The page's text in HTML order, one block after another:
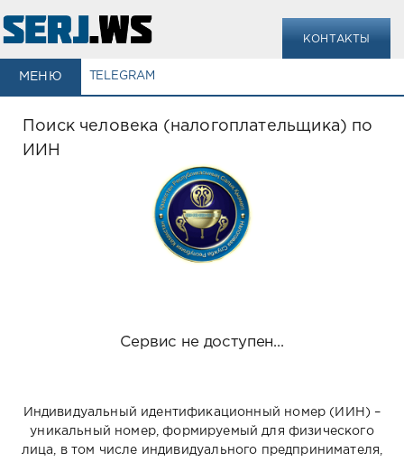
КОНТАКТЫ
МЕНЮ TELEGRAM
Поиск человека (налогоплательщика) по
ИИН
Сервис не доступен...
Индивидуальный идентификационный номер (ИИН) –
уникальный номер, формируемый для физического
лица, в том числе индивидуального предпринимателя,